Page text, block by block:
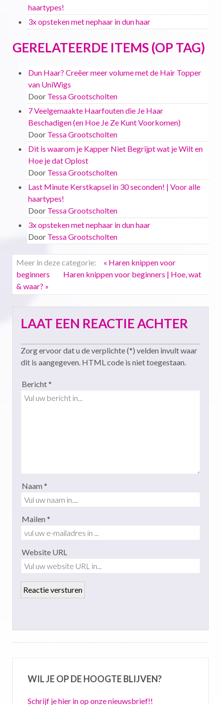
haartypes!
3x opsteken met nephaar in dun haar
GERELATEERDE ITEMS (OP TAG)
Dun Haar? Creëer meer volume met de Hair Topper
van UniWigs
Door Tessa Grootscholten
7 Veelgemaakte Haarfouten die Je Haar
Beschadigen (en Hoe Je Ze Kunt Voorkomen)
Door Tessa Grootscholten
Dit is waarom je Kapper Niet Begrijpt wat je Wilt en
Hoe je dat Oplost
Door Tessa Grootscholten
Last Minute Kerstkapsel in 30 seconden! | Voor alle
haartypes!
Door Tessa Grootscholten
3x opsteken met nephaar in dun haar
Door Tessa Grootscholten
Meer in deze categorie:
« Haren knippen voor
beginners
Haren knippen voor beginners | Hoe, wat
& waar? »
LAAT EEN REACTIE ACHTER
Zorg ervoor dat u de verplichte (*) velden invult waar
dit is aangegeven. HTML code is niet toegestaan.
Bericht *
Naam *
Mailen *
Website URL
WIL JE OP DE HOOGTE BLIJVEN?
Schrijf je hier in op onze nieuwsbrief!!